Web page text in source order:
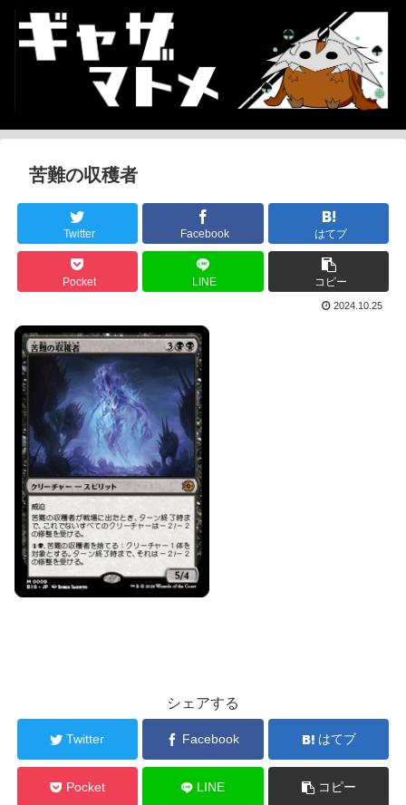
苦難の収穫者
Twitter Facebook はてブ
Pocket LINE コピー
2024.10.25
シェアする
Twitter Facebook はてブ
Pocket LINE コピー